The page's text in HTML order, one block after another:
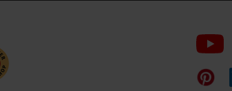
Folge
uns
auf